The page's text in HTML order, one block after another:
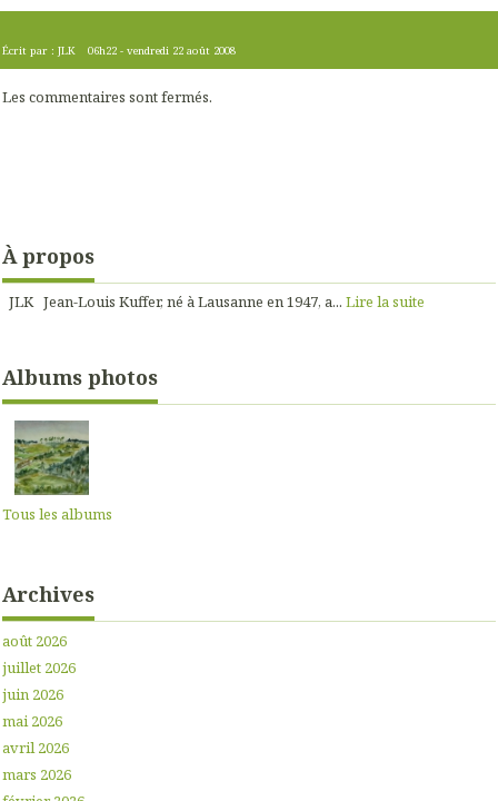
Écrit par : JLK 06h22 -vendredi 22 août 2008
Les commentaires sont fermés.
À propos
JLK Jean-Louis Kuffer, né à Lausanne en 1947, a... Lire la suite
Albums photos
Tous les albums
Archives
août 2026
juillet 2026
juin 2026
mai 2026
avril 2026
mars 2026